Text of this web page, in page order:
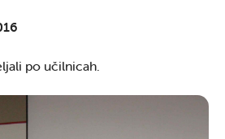
po učilnicah.